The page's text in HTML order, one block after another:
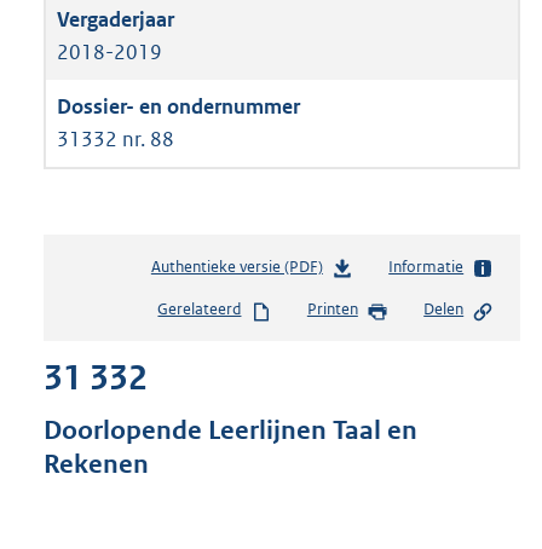
2018-2019
31332 nr. 88
Authentieke versie (PDF)b
s
s
Informatie
Gerelateerd Printen Delen
31 332
Doorlopende Leerlijnen Taal en
Rekenen